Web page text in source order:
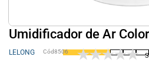
Umidificador de Ar
LELONG 8506